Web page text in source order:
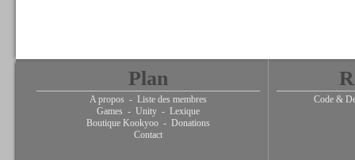
Plan
A propos - Liste des membres
Games - Unity - Lexique
Boutique Kookyoo - Donations
Contact
Code &